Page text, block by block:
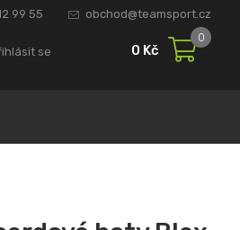
99 55 obchod@teamsport.cz
se 0 Kč
0